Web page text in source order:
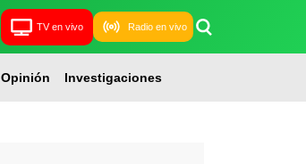
TV en vivo Radio en vivo
Opinión Investigaciones